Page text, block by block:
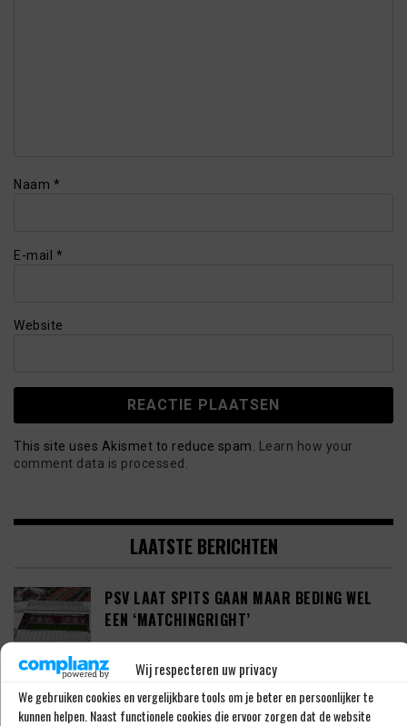
Wij respecteren uw privacy
We gebruiken cookies en vergelijkbare tools om je beter en persoonlijker te
kunnen helpen. Naast functionele cookies die ervoor zorgen dat de website
Naam *
E-mail *
Website
This site uses Akismet to reduce spam.
Learn how your
comment data is processed.
LAATSTE BERICHTEN
PSV LAAT SPITS GAAN MAAR BEDING WEL
EEN ‘MATCHINGRIGHT’
‘PSV IN ONDERHANDELING MET HET
SCHOTSE RANGERS FC’